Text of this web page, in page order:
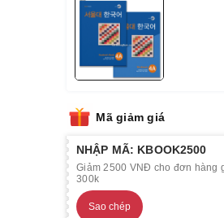
Mã giảm giá
NHẬP MÃ: KBOOK2500
Giảm 2500 VNĐ cho đơn hàng
300k
Sao chép